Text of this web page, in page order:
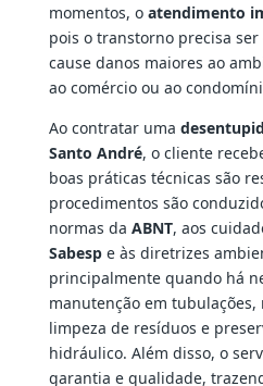
momentos, o atendimento
pois o transtorno precisa
cause danos maiores ao
ao comércio ou ao
Ao contratar uma
Santo André, o cliente
boas práticas técnicas são
procedimentos são
normas da ABNT, aos
Sabespe às diretrizes
principalmente quando há
manutenção em tubulações,
limpeza de resíduos e
hidráulico. Além disso, o
garantia e qualidade,